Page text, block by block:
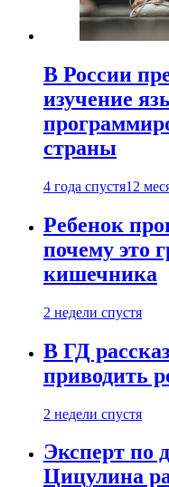
В России
изучение
страны
4 года спустя12
Ребенок
почему это
кишечника
2 недели спустя
В ГД
приводить
2 недели спустя
Эксперт по
Цицулина